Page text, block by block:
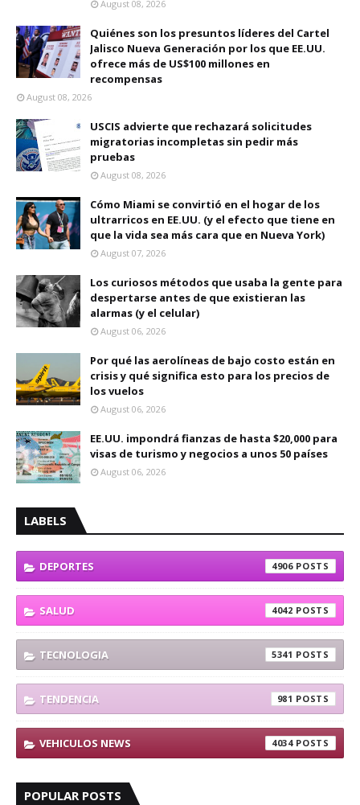
August 08, 2026
Quiénes son los presuntos líderes del Cartel
Jalisco Nueva Generación por los que EE.UU.
ofrece más de US$100 millones en
recompensas
August 08, 2026
USCIS advierte que rechazará solicitudes
migratorias incompletas sin pedir más
pruebas
August 08, 2026
Cómo Miami se convirtió en el hogar de los
ultrarricos en EE.UU. (y el efecto que tiene en
que la vida sea más cara que en Nueva York)
August 07, 2026
Los curiosos métodos que usaba la gente para
despertarse antes de que existieran las
alarmas (y el celular)
August 06, 2026
Por qué las aerolíneas de bajo costo están en
crisis y qué significa esto para los precios de
los vuelos
August 06, 2026
EE.UU. impondrá fianzas de hasta $20,000 para
visas de turismo y negocios a unos 50 países
August 06, 2026
LABELS
DEPORTES 4906
SALUD 4042
TECNOLOGIA 5341
TENDENCIA 981
VEHICULOS NEWS 4034
POPULAR POSTS